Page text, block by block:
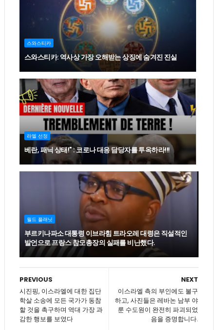
스와스티카
스와스티카: 역사상 가장 오해받는 상징에 숨겨진 진실
라엘 선정
베란, 패닉 상태!" : 코로나 대응 담당자를 투옥하라!!!
월드 플래닛
부르키나파소 대통령 이브라힘 트라오레 대령은 직설적인
발언으로 프랑스 참모총장의 실패를 비난했다.
NEXT
이스라엘 측의 부인에도 불구
하고, 사진들은 레바논 남부 야
룬 수도원이 완전히 파괴되었
음을 증명합니다.
PREVIOUS
시진핑, 이스라엘에 대한 집단
학살 소송에 모든 국가가 동참
할 것을 촉구하며 역대 가장 과
감한 행보를 보였다